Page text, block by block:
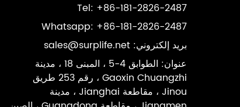
Tel: +86-181-2826-2487
Whatsapp: +86-181-2826-2487
بريد إلكتروني: sales@surplife.net
عنوان: الطوابق 4-5 ، المبنى 18 ، مدينة
Gaoxin Chuangzhi ، رقم 253 طريق
Jinou ، مقاطعة Jianghai ، مدينة